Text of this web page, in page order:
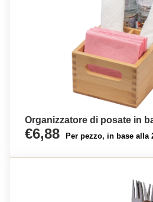
Organizzatore di posate in
€6,88 Per pezzo, in base alla